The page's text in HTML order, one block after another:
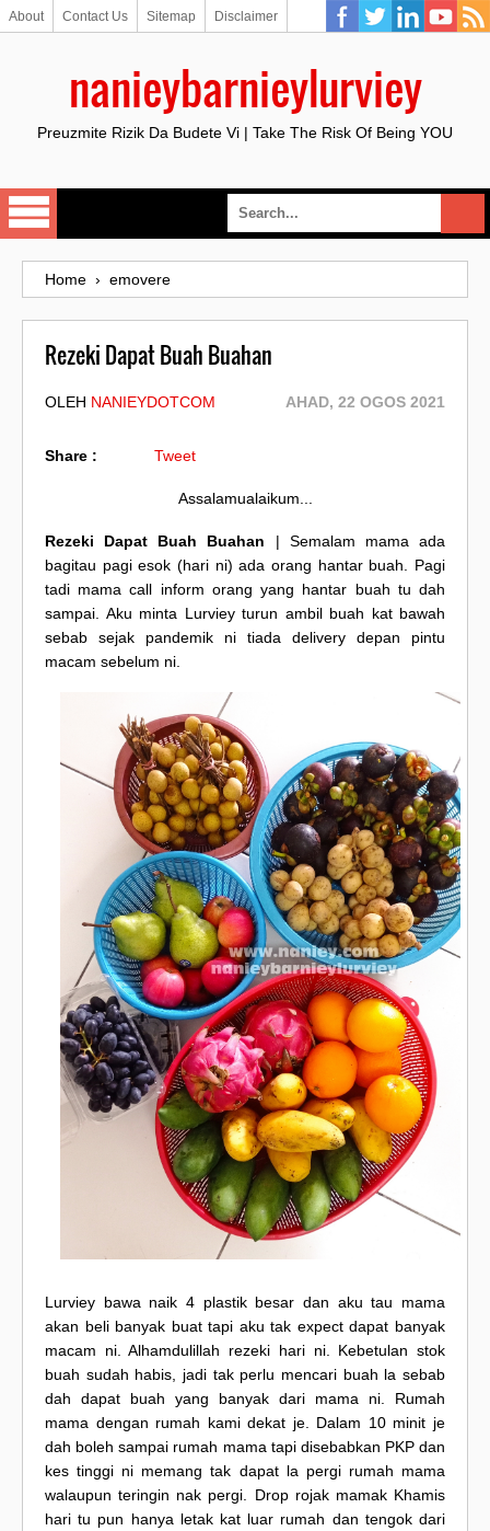
About Contact Us Sitemap Disclaimer
nanieybarnieylurviey
Preuzmite Rizik Da Budete Vi | Take The Risk Of Being YOU
Home › emovere
Rezeki Dapat Buah Buahan
OLEH NANIEYDOTCOM AHAD, 22 OGOS 2021
Share : Tweet
Assalamualaikum...
Rezeki Dapat Buah Buahan | Semalam mama ada
bagitau pagi esok (hari ni) ada orang hantar buah. Pagi
tadi mama call inform orang yang hantar buah tu dah
sampai. Aku minta Lurviey turun ambil buah kat bawah
sebab sejak pandemik ni tiada delivery depan pintu
macam sebelum ni.
Lurviey bawa naik 4 plastik besar dan aku tau mama
akan beli banyak buat tapi aku tak expect dapat banyak
macam ni. Alhamdulillah rezeki hari ni. Kebetulan stok
buah sudah habis, jadi tak perlu mencari buah la sebab
dah dapat buah yang banyak dari mama ni. Rumah
mama dengan rumah kami dekat je. Dalam 10 minit je
dah boleh sampai rumah mama tapi disebabkan PKP dan
kes tinggi ni memang tak dapat la pergi rumah mama
walaupun teringin nak pergi. Drop rojak mamak Khamis
hari tu pun hanya letak kat luar rumah dan tengok dari